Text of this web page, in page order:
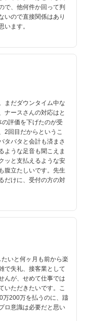
で、他何件か回って判
いので直接関係はあり
います。
まだダウンタイム中な
ナースさんの対応はと
評価を下げたのが受
2回目だからというこ
タバタと会計も済まさ
ような足音も聞こえま
ッと支払えるような安
腹立たしいです。先生
だけに、受付の方の対
いと何ヶ月も前から楽
で失礼、接客業として
んが、せめて仕事では
いただきたいです。こ
万200万を払うのに、躊
ロ意識は必要だと思い